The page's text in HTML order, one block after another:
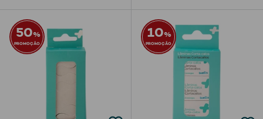
Cuidados de
Mãos
Coffrets
50%
PROMOÇÃO
10%
PROMOÇÃO